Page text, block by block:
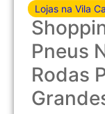
Lojas na Vila
Pneus
Rodas